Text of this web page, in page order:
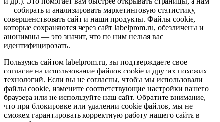
— собирать и анализировать маркетинговую статистику,
совершенствовать сайт и наши продукты. Файлы сookie,
которые сохраняются через сайт labelprom.ru, обезличены и
анонимны — это значит, что по ним нельзя вас
идентифицировать.
Пользуясь сайтом labelprom.ru, вы подтверждаете свое
согласие на использование файлов cookie и других похожих
технологий. Если вы не согласны, чтобы мы использовали
файлы cookie, измените соответствующие настройки вашего
браузера или не используйте наш сайт. Обратите внимание,
что при блокировке или удалении cookie файлов, мы не
сможем гарантировать корректную работу нашего сайта в